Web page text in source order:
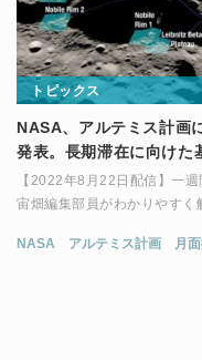
トピックス
NASA、アルテミス計画
発表。長期滞在に向けた
【2022年8月22日配信】一
宙畑編集部員がわかりやすく
NASA アルテミス計画 月